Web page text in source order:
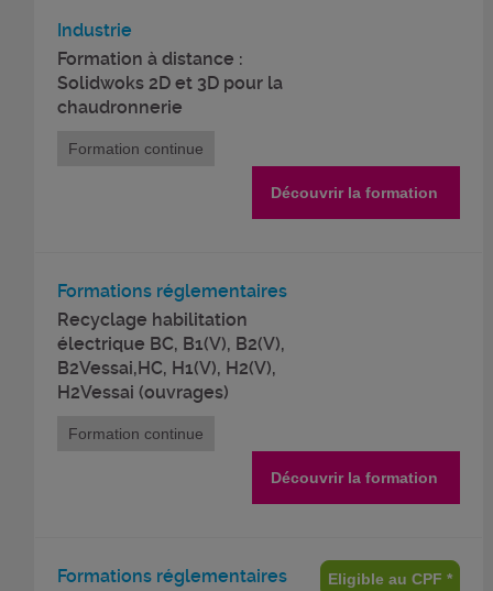
Industrie
Formation à distance :
Solidwoks 2D et 3D pour la
chaudronnerie
Formation continue
Découvrir la formation
Formations réglementaires
Recyclage habilitation
électrique BC, B1(V), B2(V),
B2Vessai,HC, H1(V), H2(V),
H2Vessai (ouvrages)
Formation continue
Découvrir la formation
Formations réglementaires
Eligible au CPF *